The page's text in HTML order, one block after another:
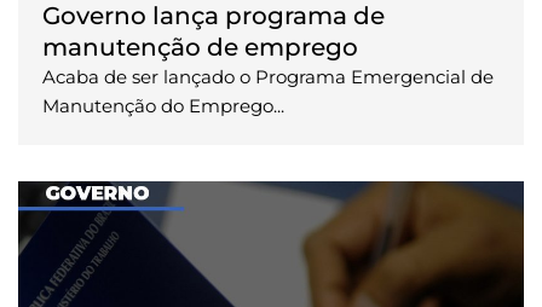
Governo lança programa de
manutenção de emprego
Acaba de ser lançado o Programa Emergencial de
Manutenção do Emprego...